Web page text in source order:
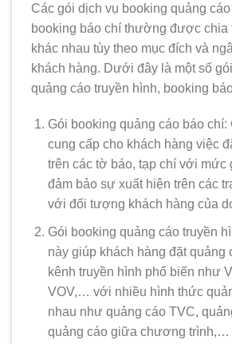
Các gói dịch vụ booking quảng
booking báo chí thường được chia
khác nhau tùy theo mục đích và
khách hàng. Dưới đây là một số
quảng cáo truyền hình, booking
Gói booking quảng cáo báo chí:
cung cấp cho khách hàng việc
trên các tờ báo, tạp chí với mức
đảm bảo sự xuất hiện trên các
với đối tượng khách hàng của
Gói booking quảng cáo truyền
này giúp khách hàng đặt quảng
kênh truyền hình phổ biến như
VOV,… với nhiều hình thức
nhau như quảng cáo TVC,
quảng cáo giữa chương trình,…